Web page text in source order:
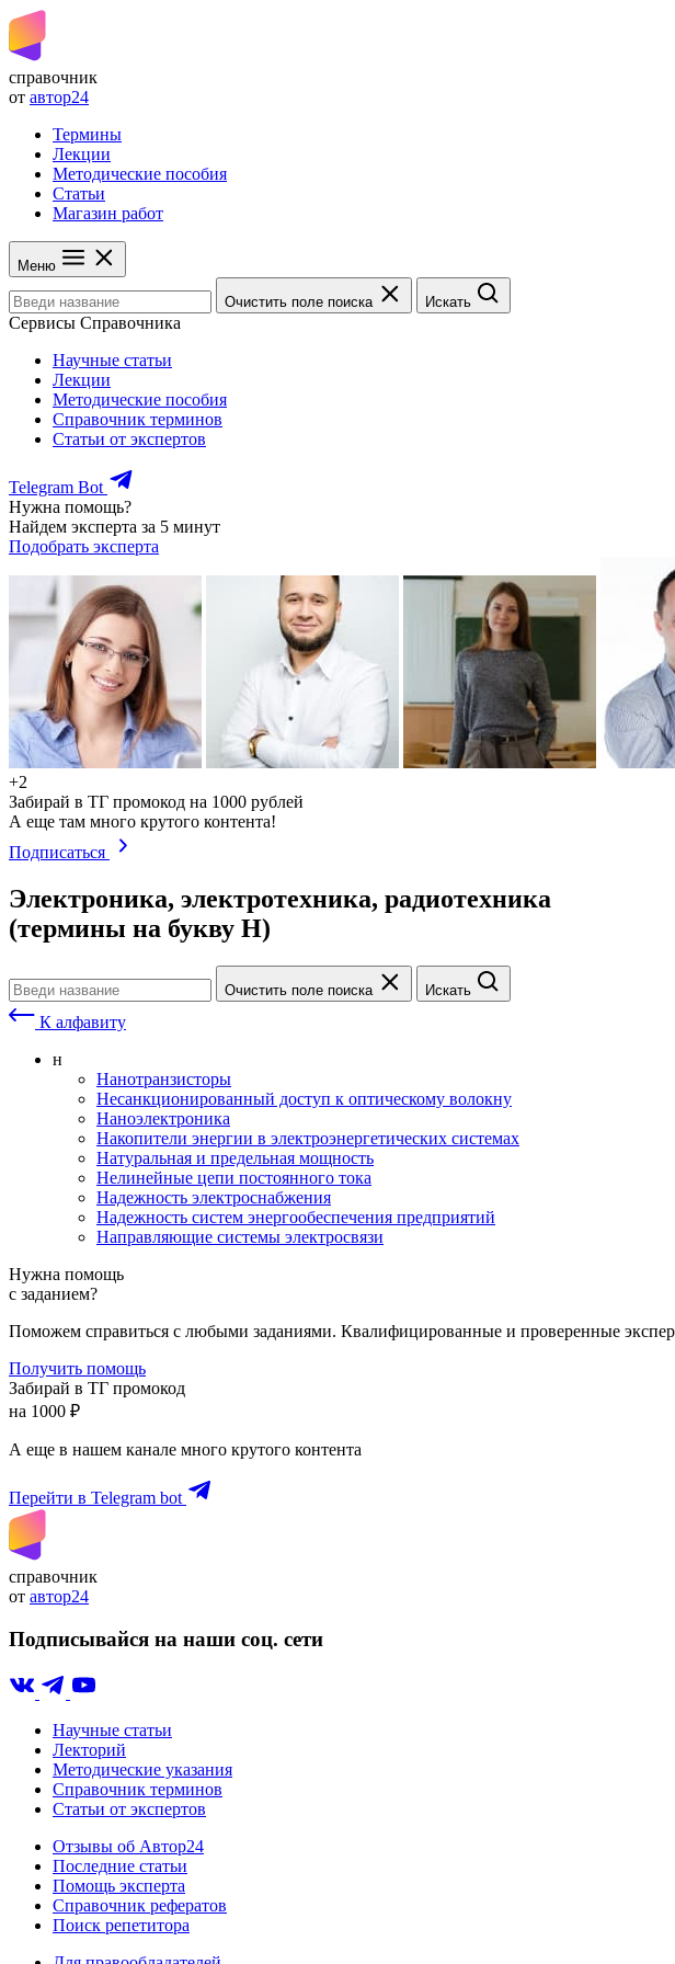
справочник
от автор24
Термины
Лекции
Методические пособия
Статьи
Магазин работ
Меню
Очистить поле поиска Искать
Сервисы Справочника
Научные статьи
Лекции
Методические пособия
Справочник терминов
Статьи от экспертов
Telegram Bot
Нужна помощь?
Найдем эксперта за 5 минут
Подобрать эксперта
+2
Забирай в ТГ промокод на 1000 рублей
А еще там много крутого контента!
Подписаться
Электроника, электротехника, радиотехника
(термины на букву Н)
Очистить поле поиска Искать
К алфавиту
н
Нанотранзисторы
Несанкционированный доступ к оптическому волокну
Наноэлектроника
Накопители энергии в электроэнергетических системах
Натуральная и предельная мощность
Нелинейные цепи постоянного тока
Надежность электроснабжения
Надежность систем энергообеспечения предприятий
Направляющие системы электросвязи
Нужна помощь
с заданием?
Поможем справиться с любыми заданиями. Квалифицированные и проверенные
Получить помощь
Забирай в ТГ промокод
на 1000 ₽
А еще в нашем канале много крутого контента
Перейти в Telegram bot
справочник
от автор24
Подписывайся на наши соц. сети
Научные статьи
Лекторий
Методические указания
Справочник терминов
Статьи от экспертов
Отзывы об Автор24
Последние статьи
Помощь эксперта
Справочник рефератов
Поиск репетитора